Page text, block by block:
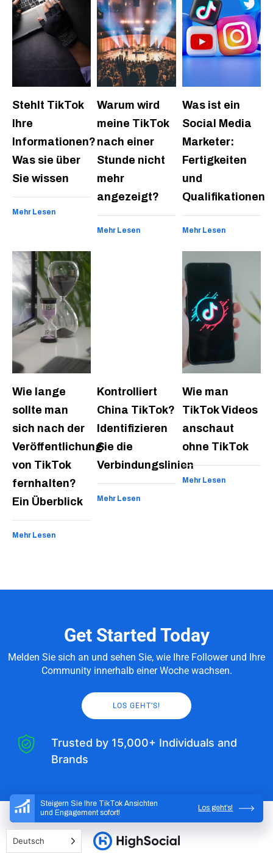
Steigern Sie Ihre TikTok Ansichten
und Engagement sofort!
Los geht’s!
Stehlt TikTok
Ihre
Informationen?
Was sie über
Sie wissen
Mehr Lesen
Warum wird
meine TikTok
nach einer
Stunde nicht
mehr
angezeigt?
Mehr Lesen
Was ist ein
Social Media
Marketer:
Fertigkeiten
und
Qualifikationen
Mehr Lesen
Wie lange
sollte man
sich nach der
Veröffentlichung
von TikTok
fernhalten?
Ein Überblick
Mehr Lesen
Kontrolliert
China TikTok?
Identifizieren
Sie die
Verbindungslinien
Mehr Lesen
Wie man
TikTok Videos
anschaut
ohne TikTok
Mehr Lesen
Get Started Today
Melden Sie sich an und sehen Sie, wie Ihre Follower und Ihre
Community innerhalb einer Woche wachsen.
LOS GEHT’S!
Trusted by 15,000+ Individuals and
Brands
Deutsch